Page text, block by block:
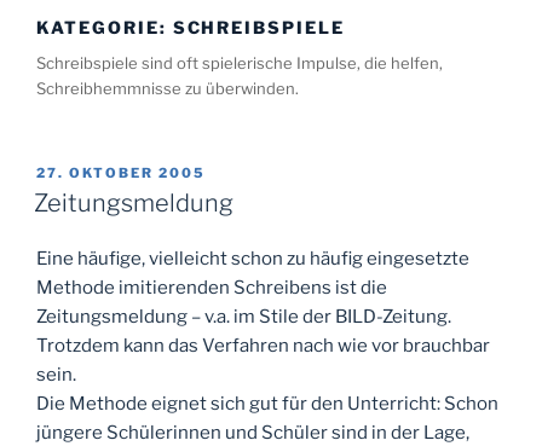
KATEGORIE: SCHREIBSPIELE
Schreibspiele sind oft spielerische Impulse, die helfen,
Schreibhemmnisse zu überwinden.
VERÖFFENTLICHT
AM
27. OKTOBER 2005
Zeitungsmeldung
Eine häufige, vielleicht schon zu häufig eingesetzte
Methode imitierenden Schreibens ist die
Zeitungsmeldung – v.a. im Stile der BILD-Zeitung.
Trotzdem kann das Verfahren nach wie vor brauchbar
sein.
Die Methode eignet sich gut für den Unterricht: Schon
jüngere Schülerinnen und Schüler sind in der Lage,